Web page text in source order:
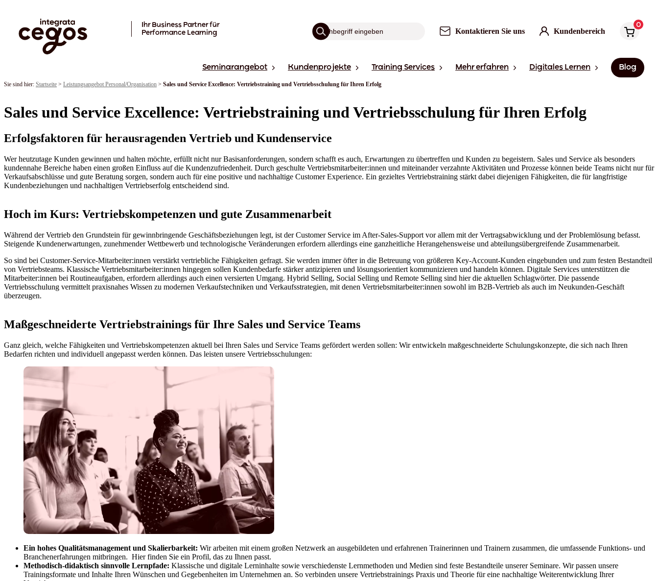
Ihr Business Partner für
Performance Learning
Kontaktieren Sie uns Kundenbereich
0
Seminarangebot Kundenprojekte Training Services Mehr erfahren Digitales Lernen Blog
Sie sind hier: Startseite > Leistungsangebot Personal/Organisation > Sales und Service Excellence: Vertriebstraining und Vertriebsschulung für Ihren Erfolg
Sales und Service Excellence: Vertriebstraining und Vertriebsschulung für Ihren Erfolg
Erfolgsfaktoren für herausragenden Vertrieb und Kundenservice
Wer heutzutage Kunden gewinnen und halten möchte, erfüllt nicht nur Basisanforderungen, sondern schafft es auch, Erwartungen zu übertreffen und Kunden zu begeistern. Sales und Service als besonders
kundennahe Bereiche haben einen großen Einfluss auf die Kundenzufriedenheit. Durch geschulte Vertriebsmitarbeiter:innen und miteinander verzahnte Aktivitäten und Prozesse können beide Teams nicht nur für
Verkaufsabschlüsse und gute Beratung sorgen, sondern auch für eine positive und nachhaltige Customer Experience. Ein gezieltes Vertriebstraining stärkt dabei diejenigen Fähigkeiten, die für langfristige
Kundenbeziehungen und nachhaltigen Vertriebserfolg entscheidend sind.
Hoch im Kurs: Vertriebskompetenzen und gute Zusammenarbeit
Während der Vertrieb den Grundstein für gewinnbringende Geschäftsbeziehungen legt, ist der Customer Service im After-Sales-Support vor allem mit der Vertragsabwicklung und der Problemlösung befasst.
Steigende Kundenerwartungen, zunehmender Wettbewerb und technologische Veränderungen erfordern allerdings eine ganzheitliche Herangehensweise und abteilungsübergreifende Zusammenarbeit.
So sind bei Customer-Service-Mitarbeiter:innen verstärkt vertriebliche Fähigkeiten gefragt. Sie werden immer öfter in die Betreuung von größeren Key-Account-Kunden eingebunden und zum festen Bestandteil
von Vertriebsteams. Klassische Vertriebsmitarbeiter:innen hingegen sollen Kundenbedarfe stärker antizipieren und lösungsorientiert kommunizieren und handeln können. Digitale Services unterstützen die
Mitarbeiter:innen bei Routineaufgaben, erfordern allerdings auch einen versierten Umgang. Hybrid Selling, Social Selling und Remote Selling sind hier die aktuellen Schlagwörter. Die passende
Vertriebsschulung vermittelt praxisnahes Wissen zu modernen Verkaufstechniken und Verkaufsstrategien, mit denen Vertriebsmitarbeiter:innen sowohl im B2B-Vertrieb als auch im Neukunden-Geschäft
überzeugen.
Maßgeschneiderte Vertriebstrainings für Ihre Sales und Service Teams
Ganz gleich, welche Fähigkeiten und Vertriebskompetenzen aktuell bei Ihren Sales und Service Teams gefördert werden sollen: Wir entwickeln maßgeschneiderte Schulungskonzepte, die sich nach Ihren
Bedarfen richten und individuell angepasst werden können. Das leisten unsere Vertriebsschulungen:
Ein hohes Qualitätsmanagement und Skalierbarkeit: Wir arbeiten mit einem großen Netzwerk an ausgebildeten und erfahrenen Trainerinnen und Trainern zusammen, die umfassende Funktions- und
Branchenerfahrungen mitbringen. Hier finden Sie ein Profil, das zu Ihnen passt.
Methodisch-didaktisch sinnvolle Lernpfade: Klassische und digitale Lerninhalte sowie verschiedenste Lernmethoden und Medien sind feste Bestandteile unserer Seminare. Wir passen unsere
Trainingsformate und Inhalte Ihren Wünschen und Gegebenheiten im Unternehmen an. So verbinden unsere Vertriebstrainings Praxis und Theorie für eine nachhaltige Weiterentwicklung Ihrer